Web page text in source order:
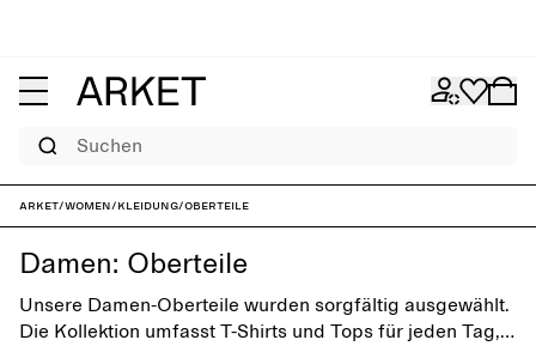
Suchen
ARKET/Women/Kleidung/Oberteile
Damen: Oberteile
Unsere Damen-Oberteile wurden sorgfältig ausgewählt.
Die Kollektion umfasst T-Shirts und Tops für jeden Tag,